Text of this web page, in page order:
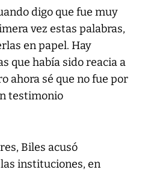
digo que fue muy
vez estas palabras,
en papel. Hay
que había sido reacia a
ahora sé que no fue por
testimonio
Biles acusó
instituciones, en